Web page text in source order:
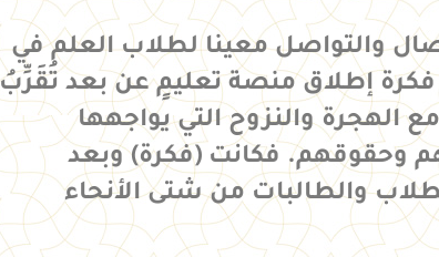
والتواصل معينا لطلاب العلم في
فكرة إطلاق منصة تعليمٍ عن بعد تُقَرِّبُ
الهجرة والنزوح التي يواجهها
وحقوقهم. فكانت (فكرة) وبعد
والطالبات من شتى الأنحاء